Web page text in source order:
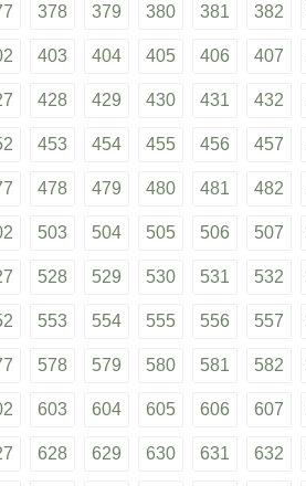
378 379 380 381 382
403 404 405 406 407
428 429 430 431 432
453 454 455 456 457
478 479 480 481 482
503 504 505 506 507
528 529 530 531 532
553 554 555 556 557
578 579 580 581 582
603 604 605 606 607
628 629 630 631 632